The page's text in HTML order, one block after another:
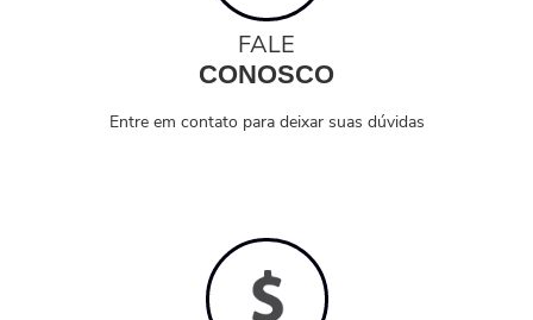
FALE
CONOSCO
Entre em contato para deixar suas dúvidas